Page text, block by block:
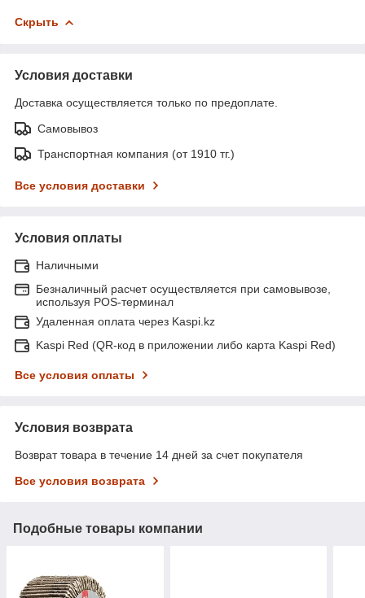
Скрыть
Условия доставки
Доставка осуществляется только по предоплате.
Самовывоз
Транспортная компания (от 1910 тг.)
Все условия доставки
Условия оплаты
Наличными
Безналичный расчет осуществляется при самовывозе,
используя POS-терминал
Удаленная оплата через Kaspi.kz
Kaspi Red (QR-код в приложении либо карта Kaspi Red)
Все условия оплаты
Условия возврата
Возврат товара в течение 14 дней за счет покупателя
Все условия возврата
Подобные товары компании